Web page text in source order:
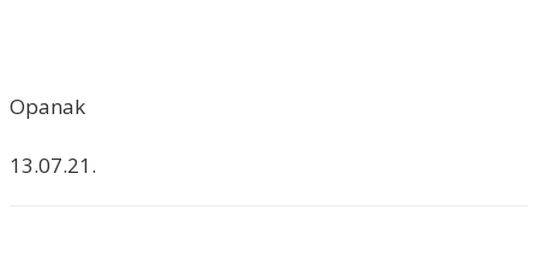
Opanak
13.07.21.